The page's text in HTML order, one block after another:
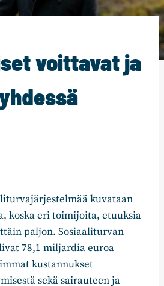
voittavat ja
kuvataan
koska eri toimijoita, etuuksia
paljon. Sosiaaliturvan
78,1 miljardia euroa
kustannukset
sekä sairauteen ja